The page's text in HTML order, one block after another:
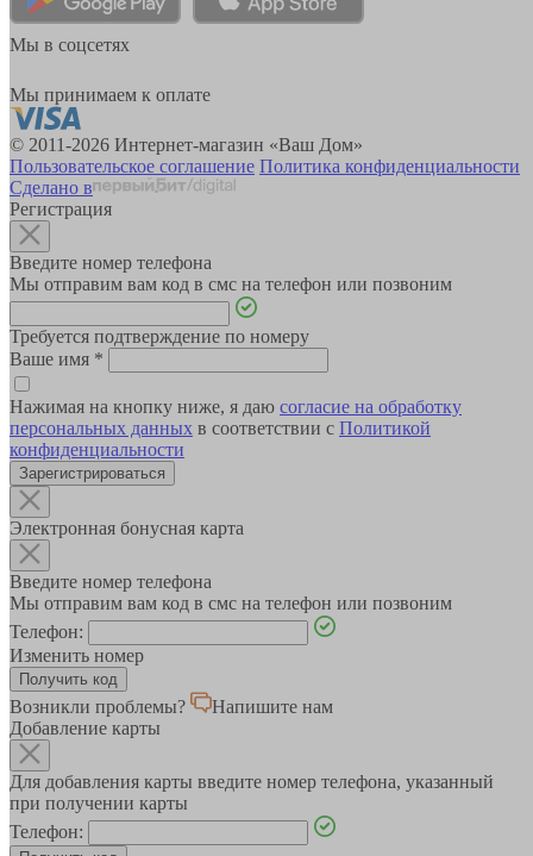
Мы в соцсетях
Мы принимаем к оплате
© 2011-2026 Интернет-магазин «Ваш Дом»
Пользовательское соглашение Политика конфиденциальности
Сделано в
Регистрация
Введите номер телефона
Мы отправим вам код в смс на телефон или позвоним
Требуется подтверждение по номеру
Ваше имя *
Нажимая на кнопку ниже, я даю согласие на обработку
персональных данных в соответствии с Политикой
конфиденциальности
Зарегистрироваться
Электронная бонусная карта
Введите номер телефона
Мы отправим вам код в смс на телефон или позвоним
Телефон:
Изменить номер
Возникли проблемы?
Напишите нам
Добавление карты
Для добавления карты введите номер телефона, указанный
при получении карты
Телефон: